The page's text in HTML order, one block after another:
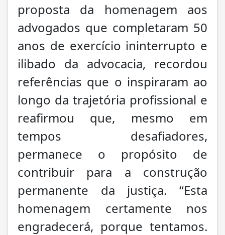
proposta da homenagem aos
advogados que completaram 50
anos de exercício ininterrupto e
ilibado da advocacia, recordou
referências que o inspiraram ao
longo da trajetória profissional e
reafirmou que, mesmo em
tempos desafiadores,
permanece o propósito de
contribuir para a construção
permanente da justiça. “Esta
homenagem certamente nos
engradecerá, porque tentamos.